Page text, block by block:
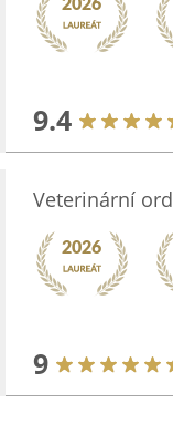
9.4
Veterinární
9